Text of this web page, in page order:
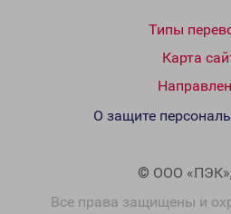
Типы
Карта
© ООО
Все права защищены и
О защите